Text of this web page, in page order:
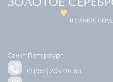
Санкт-Петербург
+7 (952) 204 08 60